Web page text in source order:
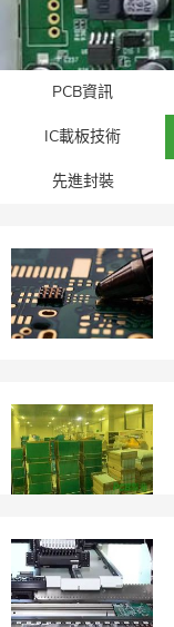
PCB資訊
IC載板技術
先進封裝​